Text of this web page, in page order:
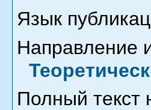
Язык
Направление
Полный текст